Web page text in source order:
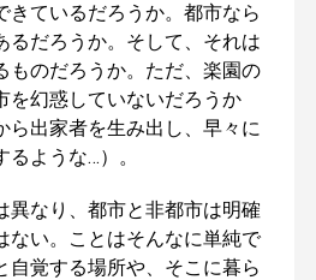
きているだろうか。都市なら
るだろうか。そして、それは
ものだろうか。ただ、楽園の
を幻惑していないだろうか
ら出家者を生み出し、早々に
ような…）。
異なり、都市と非都市は明確
ない。ことはそんなに単純で
自覚する場所や、そこに暮ら